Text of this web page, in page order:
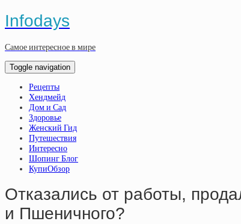
Infodays
Самое интересное в мире
Toggle navigation
Рецепты
Хендмейд
Дом и Сад
Здоровье
Женский Гид
Путешествия
Интересно
Шопинг Блог
КупиОбзор
Отказались от работы,
и Пшеничного?